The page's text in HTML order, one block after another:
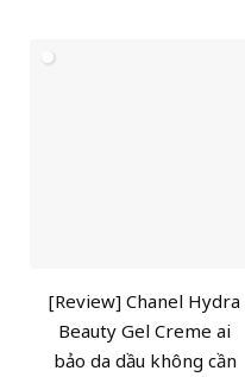
[Review] Chanel Hydra
Beauty Gel Creme ai
bảo da dầu không cần